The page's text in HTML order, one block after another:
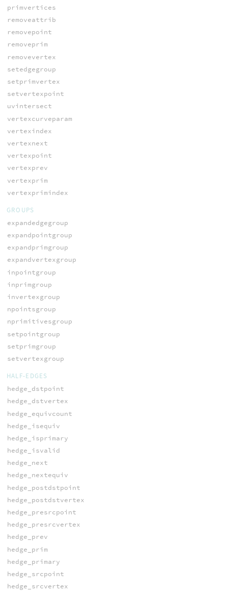
primvertices
removeattrib
removepoint
removeprim
removevertex
setedgegroup
setprimvertex
setvertexpoint
uvintersect
vertexcurveparam
vertexindex
vertexnext
vertexpoint
vertexprev
vertexprim
vertexprimindex
GROUPS
expandedgegroup
expandpointgroup
expandprimgroup
expandvertexgroup
inpointgroup
inprimgroup
invertexgroup
npointsgroup
nprimitivesgroup
setpointgroup
setprimgroup
setvertexgroup
HALF-EDGES
hedge_dstpoint
hedge_dstvertex
hedge_equivcount
hedge_isequiv
hedge_isprimary
hedge_isvalid
hedge_next
hedge_nextequiv
hedge_postdstpoint
hedge_postdstvertex
hedge_presrcpoint
hedge_presrcvertex
hedge_prev
hedge_prim
hedge_primary
hedge_srcpoint
hedge_srcvertex